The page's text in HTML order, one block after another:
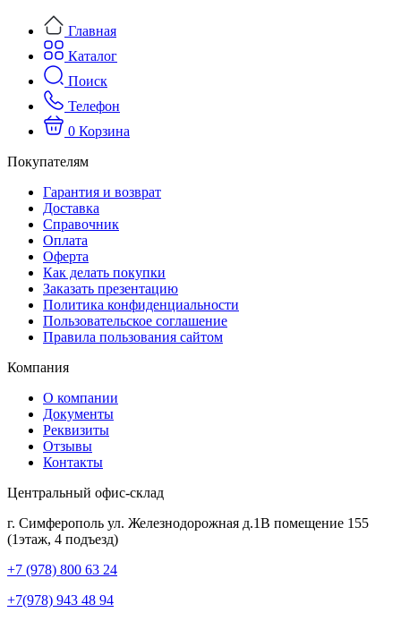
Главная
Каталог
Поиск
Телефон
0 Корзина
Покупателям
Гарантия и возврат
Доставка
Справочник
Оплата
Оферта
Как делать покупки
Заказать презентацию
Политика конфиденциальности
Пользовательское соглашение
Правила пользования сайтом
Компания
О компании
Документы
Реквизиты
Отзывы
Контакты
Центральный офис-склад
г. Симферополь ул. Железнодорожная д.1В помещение 155
(1этаж, 4 подъезд)
+7 (978) 800 63 24
+7(978) 943 48 94